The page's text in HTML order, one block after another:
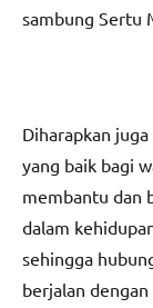
sambung Sertu
Diharapkan
yang baik bagi
membantu dan
dalam
sehingga
berjalan